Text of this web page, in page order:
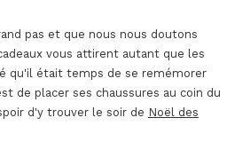
pas et que nous nous doutons
vous attirent autant que les
qu'il était temps de se remémorer
de placer ses chaussures au coin du
d'y trouver le soir de Noël des